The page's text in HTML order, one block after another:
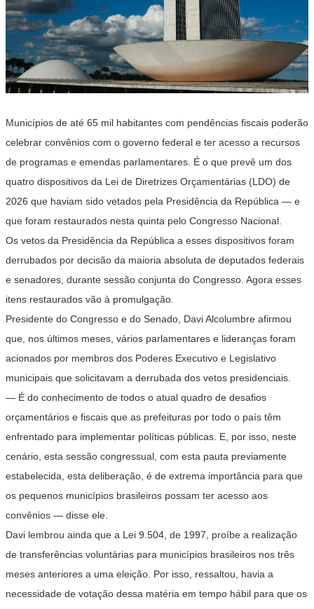
Municípios de até 65 mil habitantes com pendências fiscais poderão
celebrar convênios com o governo federal e ter acesso a recursos
de programas e emendas parlamentares. É o que prevê um dos
quatro dispositivos da Lei de Diretrizes Orçamentárias (LDO) de
2026 que haviam sido vetados pela Presidência da República — e
que foram restaurados nesta quinta pelo Congresso Nacional.
Os vetos da Presidência da República a esses dispositivos foram
derrubados por decisão da maioria absoluta de deputados federais
e senadores, durante sessão conjunta do Congresso. Agora esses
itens restaurados vão à promulgação.
Presidente do Congresso e do Senado, Davi Alcolumbre afirmou
que, nos últimos meses, vários parlamentares e lideranças foram
acionados por membros dos Poderes Executivo e Legislativo
municipais que solicitavam a derrubada dos vetos presidenciais.
— É do conhecimento de todos o atual quadro de desafios
orçamentários e fiscais que as prefeituras por todo o país têm
enfrentado para implementar políticas públicas. E, por isso, neste
cenário, esta sessão congressual, com esta pauta previamente
estabelecida, esta deliberação, é de extrema importância para que
os pequenos municípios brasileiros possam ter acesso aos
convênios — disse ele.
Davi lembrou ainda que a Lei 9.504, de 1997, proíbe a realização
de transferências voluntárias para municípios brasileiros nos três
meses anteriores a uma eleição. Por isso, ressaltou, havia a
necessidade de votação dessa matéria em tempo hábil para que os